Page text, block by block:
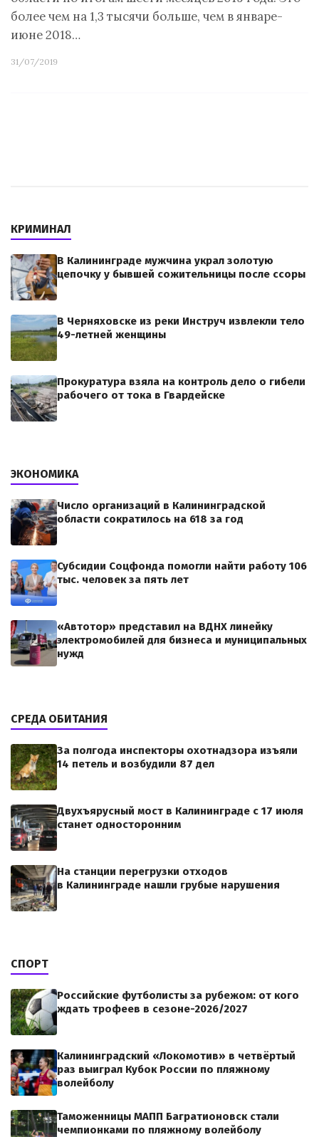
более чем на 1,3 тысячи больше, чем в январе-
июне 2018…
31/07/2019
КРИМИНАЛ
В Калининграде мужчина украл золотую
цепочку у бывшей сожительницы после ссоры
В Черняховске из реки Инструч извлекли тело
49-летней женщины
Прокуратура взяла на контроль дело о гибели
рабочего от тока в Гвардейске
ЭКОНОМИКА
Число организаций в Калининградской
области сократилось на 618 за год
Субсидии Соцфонда помогли найти работу 106
тыс. человек за пять лет
«Автотор» представил на ВДНХ линейку
электромобилей для бизнеса и муниципальных
нужд
СРЕДА ОБИТАНИЯ
За полгода инспекторы охотнадзора изъяли
14 петель и возбудили 87 дел
Двухъярусный мост в Калининграде с 17 июля
станет односторонним
На станции перегрузки отходов
в Калининграде нашли грубые нарушения
СПОРТ
Российские футболисты за рубежом: от кого
ждать трофеев в сезоне-2026/2027
Калининградский «Локомотив» в четвёртый
раз выиграл Кубок России по пляжному
волейболу
Таможенницы МАПП Багратионовск стали
чемпионками по пляжному волейболу